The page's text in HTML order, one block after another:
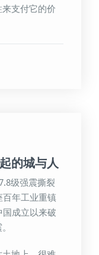
支付它的价
的城与人
级强震撕裂
百年工业重镇
成立以来破